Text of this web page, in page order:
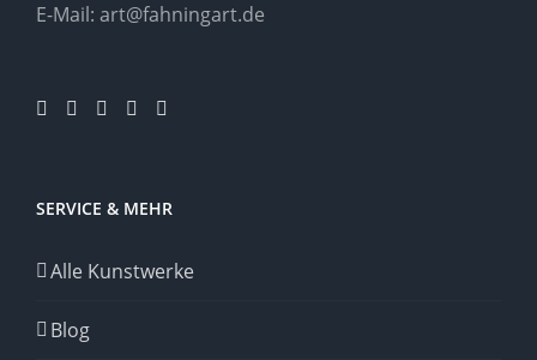
E-Mail: art@fahningart.de
SERVICE & MEHR
Alle Kunstwerke
Blog